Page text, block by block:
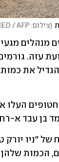
(צילום: Mohammed ABED / AFP
בן עבד א-